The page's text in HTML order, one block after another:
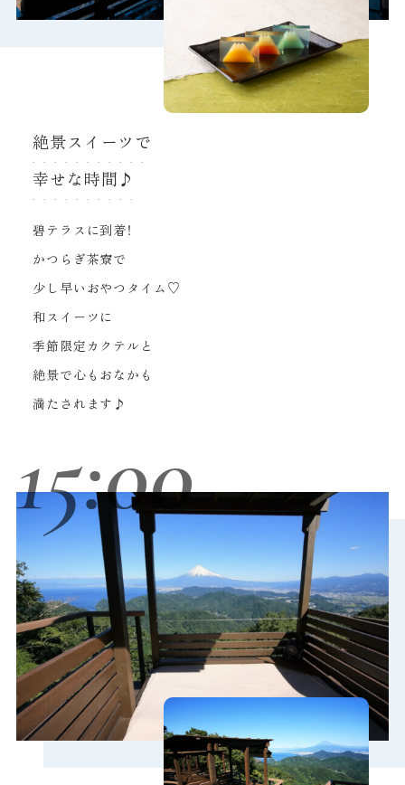
絶景スイーツで
幸せな時間♪
碧テラスに到着！
かつらぎ茶寮で
少し早いおやつタイム♡
和スイーツに
季節限定カクテルと
絶景で心もおなかも
満たされます♪
15:00